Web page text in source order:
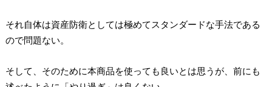
それ自体は資産防衛としては極めてスタンダードな手法である
ので問題ない。
そして、そのために本商品を使っても良いとは思うが、前にも